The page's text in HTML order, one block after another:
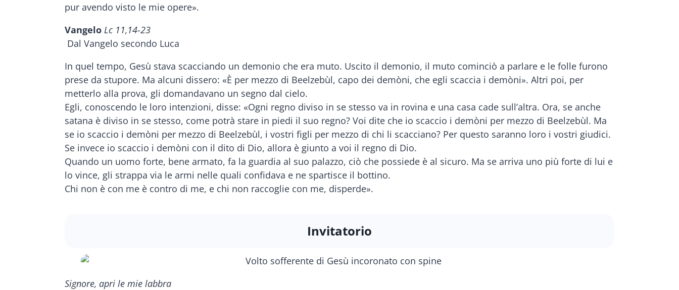
pur avendo visto le mie opere».
Vangelo Lc 11,14-23
Dal Vangelo secondo Luca
In quel tempo, Gesù stava scacciando un demonio che era muto. Uscito il demonio, il muto cominciò a parlare e le folle furono
prese da stupore. Ma alcuni dissero: «È per mezzo di Beelzebùl, capo dei demòni, che egli scaccia i demòni». Altri poi, per
metterlo alla prova, gli domandavano un segno dal cielo.
Egli, conoscendo le loro intenzioni, disse: «Ogni regno diviso in se stesso va in rovina e una casa cade sull’altra. Ora, se anche
satana è diviso in se stesso, come potrà stare in piedi il suo regno? Voi dite che io scaccio i demòni per mezzo di Beelzebùl. Ma
se io scaccio i demòni per mezzo di Beelzebùl, i vostri figli per mezzo di chi li scacciano? Per questo saranno loro i vostri giudici.
Se invece io scaccio i demòni con il dito di Dio, allora è giunto a voi il regno di Dio.
Quando un uomo forte, bene armato, fa la guardia al suo palazzo, ciò che possiede è al sicuro. Ma se arriva uno più forte di lui e
lo vince, gli strappa via le armi nelle quali confidava e ne spartisce il bottino.
Chi non è con me è contro di me, e chi non raccoglie con me, disperde».
Invitatorio
Signore, apri le mie labbra